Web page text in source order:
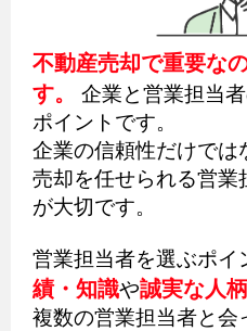
不動産売却で重要な
す。
企業と営業担当
ポイントです。
企業の信頼性だけでは
売却を任せられる営業
が大切です。
営業担当者を選ぶポイ
績・知識や誠実な人柄
複数の営業担当者と会